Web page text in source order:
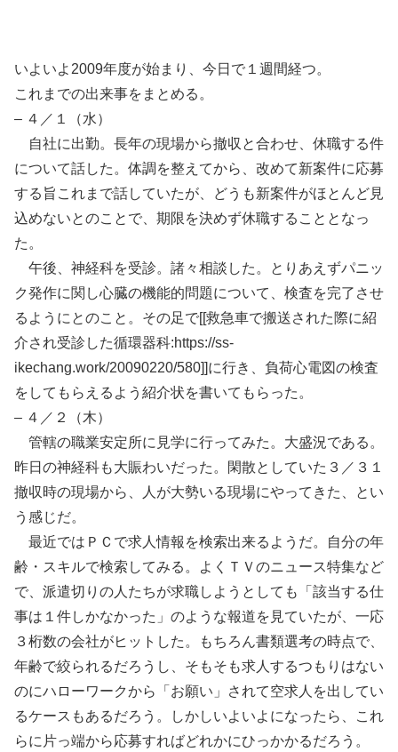
いよいよ2009年度が始まり、今日で１週間経つ。
これまでの出来事をまとめる。
– ４／１（水）
自社に出勤。長年の現場から撤収と合わせ、休職する件
について話した。体調を整えてから、改めて新案件に応募
する旨これまで話していたが、どうも新案件がほとんど見
込めないとのことで、期限を決めず休職することとなっ
た。
午後、神経科を受診。諸々相談した。とりあえずパニッ
ク発作に関し心臓の機能的問題について、検査を完了させ
るようにとのこと。その足で[[救急車で搬送された際に紹
介され受診した循環器科:https://ss-
ikechang.work/20090220/580]]に行き、負荷心電図の検査
をしてもらえるよう紹介状を書いてもらった。
– ４／２（木）
管轄の職業安定所に見学に行ってみた。大盛況である。
昨日の神経科も大賑わいだった。閑散としていた３／３１
撤収時の現場から、人が大勢いる現場にやってきた、とい
う感じだ。
最近ではＰＣで求人情報を検索出来るようだ。自分の年
齢・スキルで検索してみる。よくＴＶのニュース特集など
で、派遣切りの人たちが求職しようとしても「該当する仕
事は１件しかなかった」のような報道を見ていたが、一応
３桁数の会社がヒットした。もちろん書類選考の時点で、
年齢で絞られるだろうし、そもそも求人するつもりはない
のにハローワークから「お願い」されて空求人を出してい
るケースもあるだろう。しかしいよいよになったら、これ
らに片っ端から応募すればどれかにひっかかるだろう。